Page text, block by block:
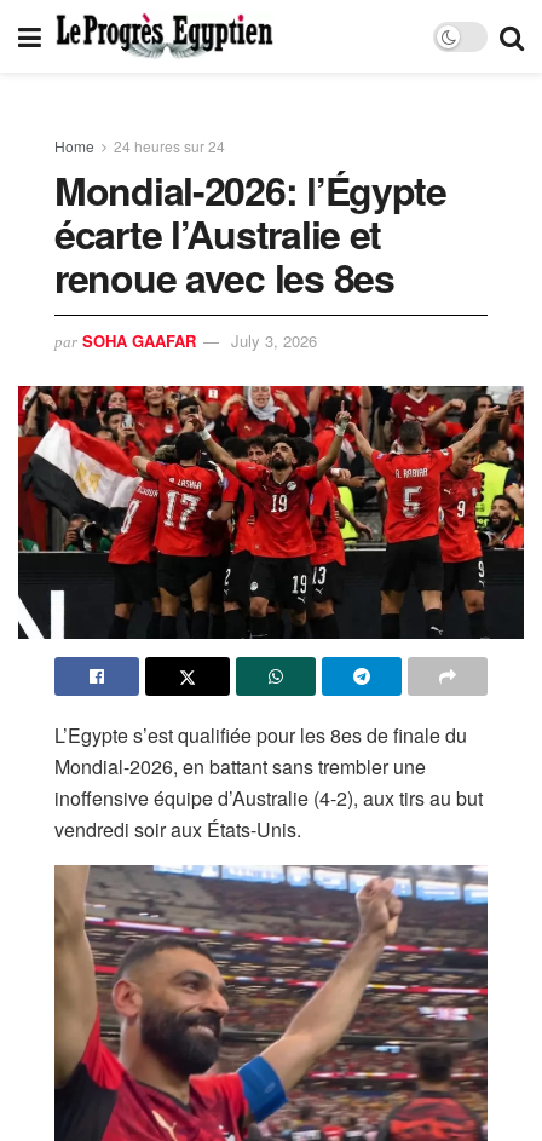
Home 24 heures sur 24
Mondial-2026: l’Égypte
écarte l’Australie et
renoue avec les 8es
par SOHA GAAFAR July 3, 2026
L’Egypte s’est qualifiée pour les 8es de finale du
Mondial-2026, en battant sans trembler une
inoffensive équipe d’Australie (4-2), aux tirs au but
vendredi soir aux États-Unis.